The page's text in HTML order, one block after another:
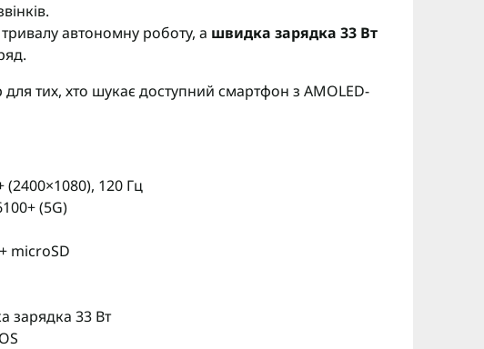
тривалу автономну роботу, а швидка зарядка 33 Вт
тих, хто шукає доступний смартфон з AMOLED-
(2400×1080), 120 Гц
(5G)
microSD
зарядка 33 Вт